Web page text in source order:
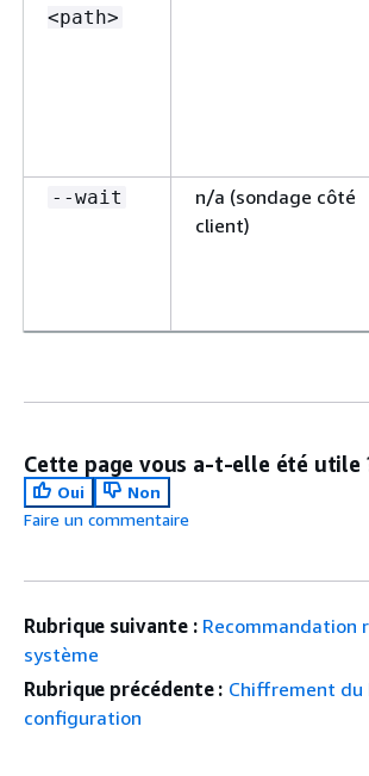
<path>
--wait
n/a (sondage côté
client)
Cette page vous a-t-elle été utile
Oui
Non
Faire un commentaire
Rubrique suivante : Recommandation
système
Rubrique précédente : Chiffrement du
configuration